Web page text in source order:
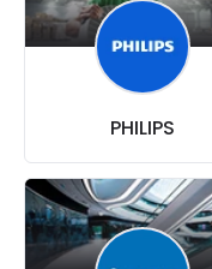
PHILIPS